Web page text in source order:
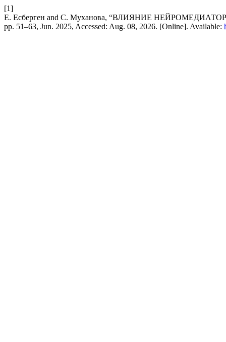
[1]
Е. Есберген and С. Муханова, “ВЛИЯНИЕ
pp. 51–63, Jun. 2025, Accessed: Aug. 08, 2026. [Online]. Available: